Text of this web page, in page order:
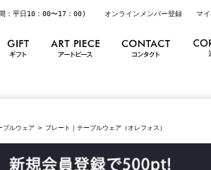
：平日10：00〜17：00) オンラインメンバー登録 マ
ブルウェア > プレート｜テーブルウェア（オレフォス）